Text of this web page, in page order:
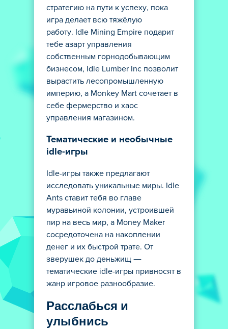
стратегию на пути к успеху, пока
игра делает всю тяжёлую
работу. Idle Mining Empire подарит
тебе азарт управления
собственным горнодобывающим
бизнесом, Idle Lumber Inc позволит
вырастить лесопромышленную
империю, а Monkey Mart сочетает в
себе фермерство и хаос
управления магазином.
Тематические и необычные
idle-игры
Idle-игры также предлагают
исследовать уникальные миры. Idle
Ants ставит тебя во главе
муравьиной колонии, устроившей
пир на весь мир, а Money Maker
сосредоточена на накоплении
денег и их быстрой трате. От
зверушек до деньжищ —
тематические idle-игры привносят в
жанр игровое разнообразие.
Расслабься и
улыбнись